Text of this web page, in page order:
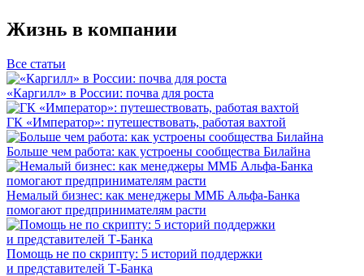
Жизнь в компании
Все статьи
«Каргилл» в России: почва для роста
ГК «Император»: путешествовать, работая вахтой
Больше чем работа: как устроены сообщества Билайна
Немалый бизнес: как менеджеры ММБ Альфа-Банка
помогают предпринимателям расти
Помощь не по скрипту: 5 историй поддержки
и представителей Т-Банка